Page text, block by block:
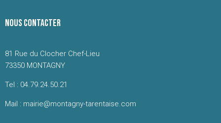
NOUS CONTACTER
81 Rue du Clocher Chef-Lieu
73350 MONTAGNY
Tel : 04.79.24.50.21
Mail : mairie@montagny-tarentaise.com